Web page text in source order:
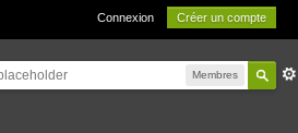
Connexion Créer un compte
Membres